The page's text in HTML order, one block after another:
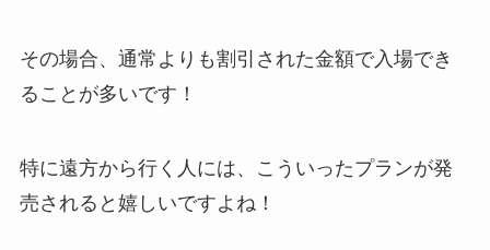
その場合、通常よりも割引された金額で入場でき
ることが多いです！
特に遠方から行く人には、こういったプランが発
売されると嬉しいですよね！